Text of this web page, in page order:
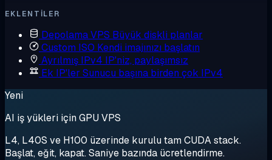
EKLENTILER
Depolama VPS Büyük diskli planlar
Custom ISO Kendi imajınızı başlatın
Ayrılmış IPv4 IP'niz, paylaşımsız
Ek IP'ler Sunucu başına birden çok IPv4
Yeni
AI iş yükleri için GPU VPS
L4, L40S ve H100 üzerinde kurulu tam CUDA stack.
Başlat, eğit, kapat. Saniye bazında ücretlendirme.